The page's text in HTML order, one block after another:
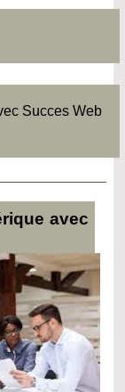
Succes Web
avec